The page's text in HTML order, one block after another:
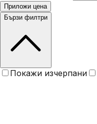
Приложи цена
Бързи филтри
Покажи изчерпани